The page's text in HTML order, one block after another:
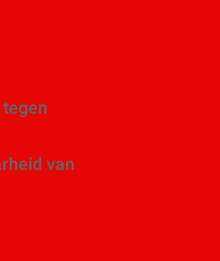
van